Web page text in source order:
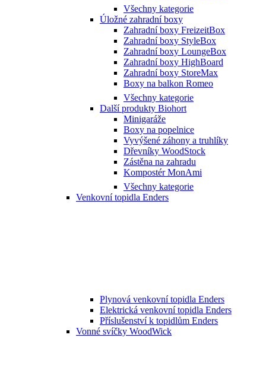
Všechny kategorie
Úložné zahradní boxy
Zahradní boxy FreizeitBox
Zahradní boxy StyleBox
Zahradní boxy LoungeBox
Zahradní boxy HighBoard
Zahradní boxy StoreMax
Boxy na balkon Romeo
Všechny kategorie
Další produkty Biohort
Minigaráže
Boxy na popelnice
Vyvýšené záhony a truhlíky
Dřevníky WoodStock
Zástěna na zahradu
Kompostér MonAmi
Všechny kategorie
Venkovní topidla Enders
Plynová venkovní topidla Enders
Elektrická venkovní topidla Enders
Příslušenství k topidlům Enders
Vonné svíčky WoodWick